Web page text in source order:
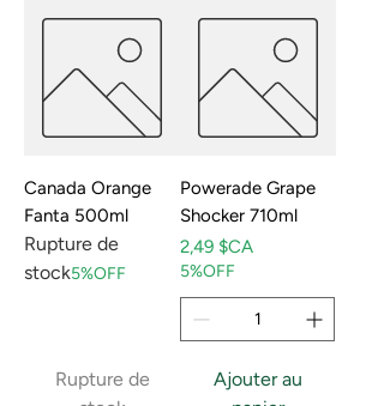
Canada Orange
Fanta 500ml
Rupture de
stock5%OFF
Rupture de
Powerade Grape
Shocker 710ml
Prix
2,49 $CA
5%OFF
Ajouter au